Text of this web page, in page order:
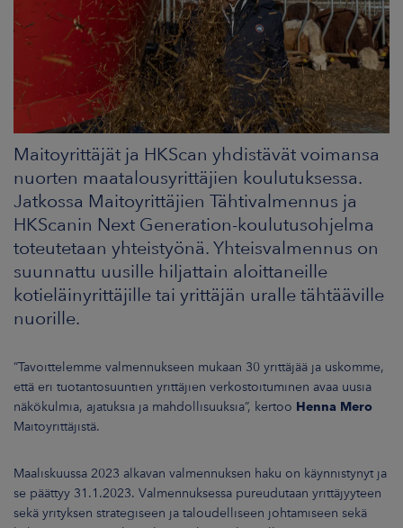
UUTISHUONE
Maitoyrittäjät ja HKScan yhdistävät voimansa
nuorten maatalousyrittäjien koulutuksessa.
Jatkossa Maitoyrittäjien Tähtivalmennus ja
HKScanin Next Generation-koulutusohjelma
toteutetaan yhteistyönä. Yhteisvalmennus on
suunnattu uusille hiljattain aloittaneille
kotieläinyrittäjille tai yrittäjän uralle tähtääville
nuorille.
”Tavoittelemme valmennukseen mukaan 30 yrittäjää ja uskomme,
että eri tuotantosuuntien yrittäjien verkostoituminen avaa uusia
näkökulmia, ajatuksia ja mahdollisuuksia”, kertoo Henna Mero
Maitoyrittäjistä.
Maaliskuussa 2023 alkavan valmennuksen haku on käynnistynyt ja
se päättyy 31.1.2023. Valmennuksessa pureudutaan yrittäjyyteen
sekä yrityksen strategiseen ja taloudelliseen johtamiseen sekä